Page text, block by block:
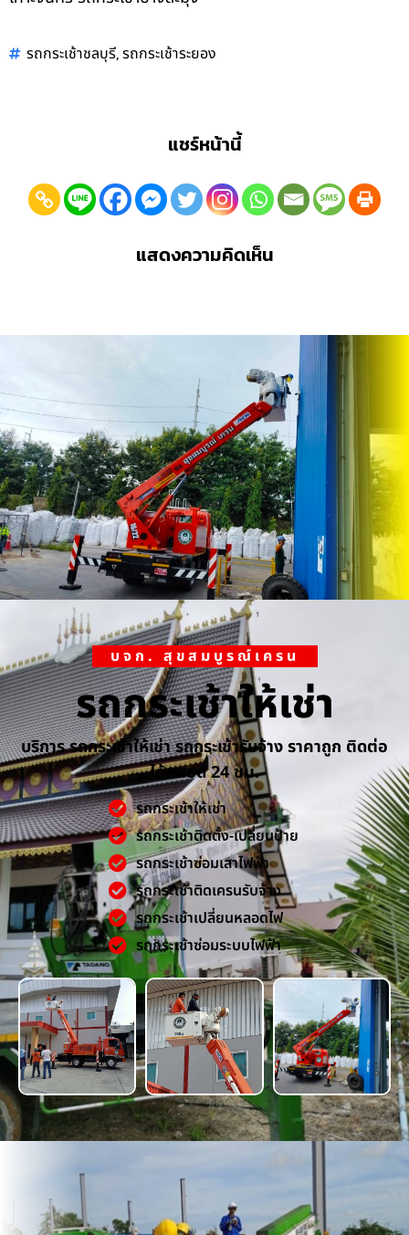
รถกระเช้าชลบุรี,รถกระเช้าระยอง
แชร์หน้านี้
แสดงความคิดเห็น
บจก. สุขสมบูรณ์เครน
รถกระเช้าให้เช่า
บริการ รถกระเช้าให้เช่า รถกระเช้ารับจ้าง ราคาถูก ติดต่อ
ได้ตลอด 24 ชม.
รถกระเช้าให้เช่า
รถกระเช้าติดตั้ง-เปลี่ยนป้าย
รถกระเช้าซ่อมเสาไฟฟ้า
รถกระเช้าติดเครนรับจ้าง
รถกระเช้าเปลี่ยนหลอดไฟ
รถกระเช้าซ่อมระบบไฟฟ้า